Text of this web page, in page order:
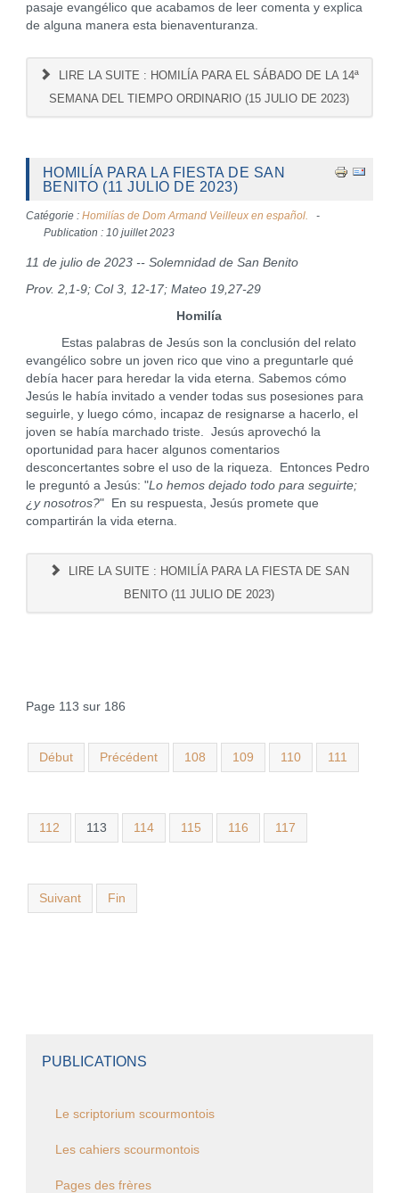
pasaje evangélico que acabamos de leer comenta y explica
de alguna manera esta bienaventuranza.
LIRE LA SUITE : HOMILÍA PARA EL SÁBADO DE LA 14ª
SEMANA DEL TIEMPO ORDINARIO (15 JULIO DE 2023)
HOMILÍA PARA LA FIESTA DE SAN
BENITO (11 JULIO DE 2023)
Catégorie : Homilías de Dom Armand Veilleux en español.
Publication : 10 juillet 2023
11 de julio de 2023 -- Solemnidad de San Benito
Prov. 2,1-9; Col 3, 12-17; Mateo 19,27-29
Homilía
Estas palabras de Jesús son la conclusión del relato
evangélico sobre un joven rico que vino a preguntarle qué
debía hacer para heredar la vida eterna. Sabemos cómo
Jesús le había invitado a vender todas sus posesiones para
seguirle, y luego cómo, incapaz de resignarse a hacerlo, el
joven se había marchado triste. Jesús aprovechó la
oportunidad para hacer algunos comentarios
desconcertantes sobre el uso de la riqueza. Entonces Pedro
le preguntó a Jesús: "Lo hemos dejado todo para seguirte;
¿y nosotros?" En su respuesta, Jesús promete que
compartirán la vida eterna.
LIRE LA SUITE : HOMILÍA PARA LA FIESTA DE SAN
BENITO (11 JULIO DE 2023)
Page 113 sur 186
Début Précédent 108 109 110 111
112 113 114 115 116 117
Suivant Fin
PUBLICATIONS
Le scriptorium scourmontois
Les cahiers scourmontois
Pages des frères